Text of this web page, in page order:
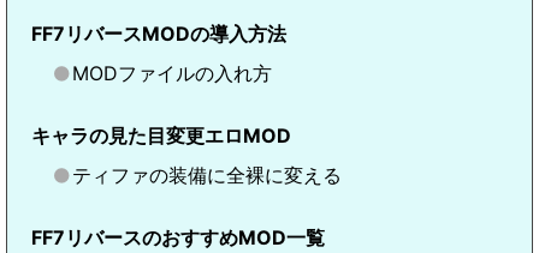
FF7リバースMODの導入方法
MODファイルの入れ方
キャラの見た目変更エロMOD
ティファの装備に全裸に変える
FF7リバースのおすすめMOD一覧